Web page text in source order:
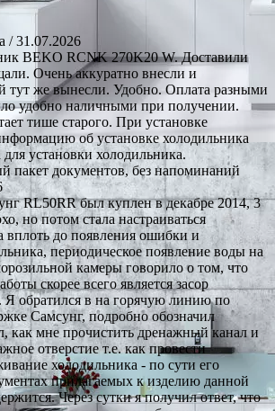
/ 31.07.2026
BEKO RCNK 270K20 W. Доставили
Очень аккуратно внесли и
тут же вынесли. Удобно. Оплата разными
удобно наличными при получении.
тише старого. При установке
об установке холодильника
установки холодильника.
пакет документов, без напоминаний
RL50RR был куплен в декабре 2014, 3
но потом стала настраиваться
вплоть до появления ошибки и
периодическое появление воды на
камеры говорило о том, что
скорее всего является засор
Я обратился в на горячую линию по
Самсунг, подробно обозначил
как мне прочистить дренажный канал и
отверстие т.е. как провести
холодильника - по сути его
прилагаемых к изделию данной
Через сутки я получил ответ, что